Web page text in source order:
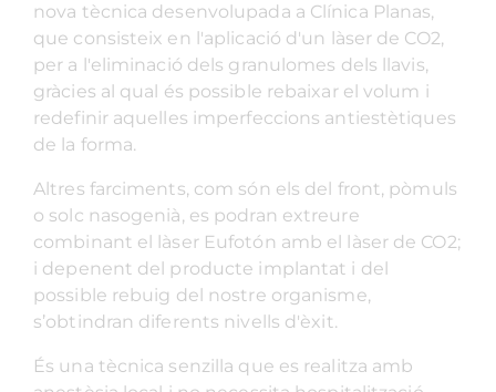
nova tècnica desenvolupada a Clínica Planas,
que consisteix en l'aplicació d'un làser de CO2,
per a l'eliminació dels granulomes dels llavis,
gràcies al qual és possible rebaixar el volum i
redefinir aquelles imperfeccions antiestètiques
de la forma.
Altres farciments, com són els del front, pòmuls
o solc nasogenià, es podran extreure
combinant el làser Eufotón amb el làser de CO2;
i depenent del producte implantat i del
possible rebuig del nostre organisme,
s’obtindran diferents nivells d'èxit.
És una tècnica senzilla que es realitza amb